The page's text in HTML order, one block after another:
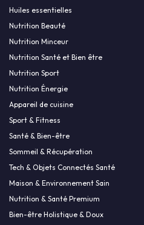
Huiles essentielles
Nutrition Beauté
Nutrition Minceur
Nutrition Santé et Bien être
Nutrition Sport
Nutrition Énergie
Appareil de cuisine
Sport & Fitness
Santé & Bien-être
Sommeil & Récupération
Tech & Objets Connectés Santé
Maison & Environnement Sain
Nutrition & Santé Premium
Bien-être Holistique & Doux